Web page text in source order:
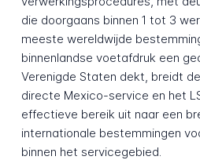
die doorgaans binnen 1 tot 3
meeste wereldwijde
binnenlandse voetafdruk een
Verenigde Staten dekt, breidt
directe Mexico-service en het
effectieve bereik uit naar een
internationale bestemmingen
binnen het servicegebied.